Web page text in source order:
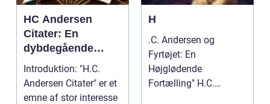
HC Andersen
Citater: En
dybdegående
analyse og
historisk
gennemgang
Introduktion: "H.C.
Andersen Citater" er et
emne af stor interesse
H
.C. Andersen og
Fyrtøjet: En
Højglødende
Fortælling" H.C.